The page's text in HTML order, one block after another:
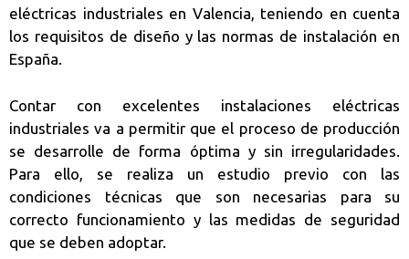
eléctricas industriales en Valencia, teniendo en cuenta
los requisitos de diseño y las normas de instalación en
España.
Contar con excelentes instalaciones eléctricas
industriales va a permitir que el proceso de producción
se desarrolle de forma óptima y sin irregularidades.
Para ello, se realiza un estudio previo con las
condiciones técnicas que son necesarias para su
correcto funcionamiento y las medidas de seguridad
que se deben adoptar.